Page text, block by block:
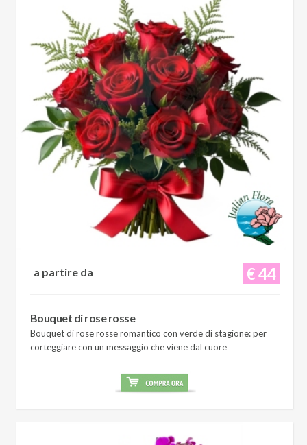
€ 44
a partire da
Bouquet di rose rosse
Bouquet di rose rosse romantico con verde di stagione: per
corteggiare con un messaggio che viene dal cuore